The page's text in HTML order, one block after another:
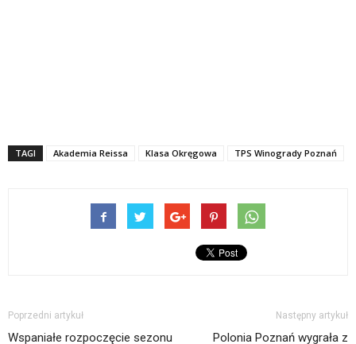
TAGI Akademia Reissa Klasa Okręgowa TPS Winogrady Poznań
Poprzedni artykuł
Wspaniałe rozpoczęcie sezonu
Następny artykuł
Polonia Poznań wygrała z